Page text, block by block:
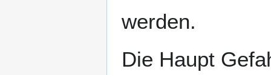
werden.
Die Haupt